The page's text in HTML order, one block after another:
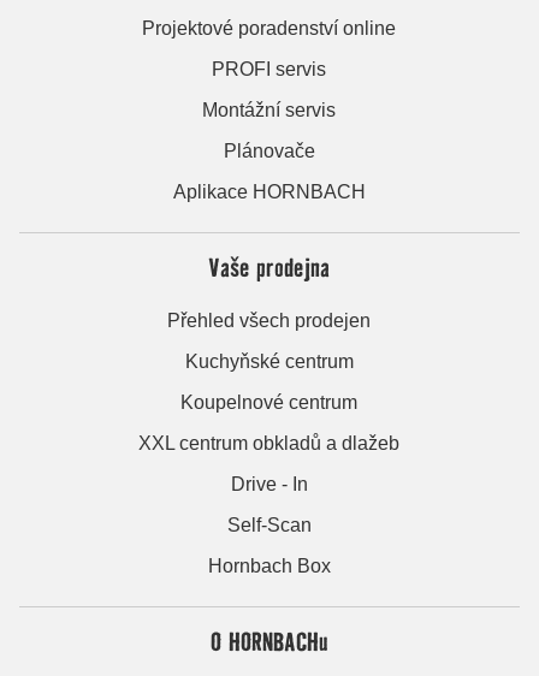
Projektové poradenství online
PROFI servis
Montážní servis
Plánovače
Aplikace HORNBACH
Vaše prodejna
Přehled všech prodejen
Kuchyňské centrum
Koupelnové centrum
XXL centrum obkladů a dlažeb
Drive - In
Self-Scan
Hornbach Box
O HORNBACHu